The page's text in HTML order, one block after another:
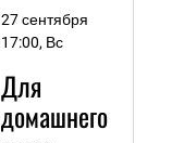
27 сентября
17:00, Вс
Для
домашнего